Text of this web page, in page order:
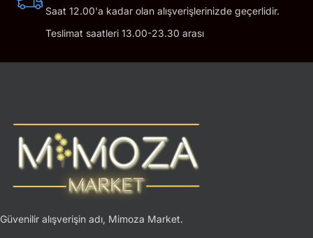
Saat 12.00'a kadar olan alışverişlerinizde geçerlidir.
Teslimat saatleri 13.00-23.30 arası
Güvenilir alışverişin adı, Mimoza Market.